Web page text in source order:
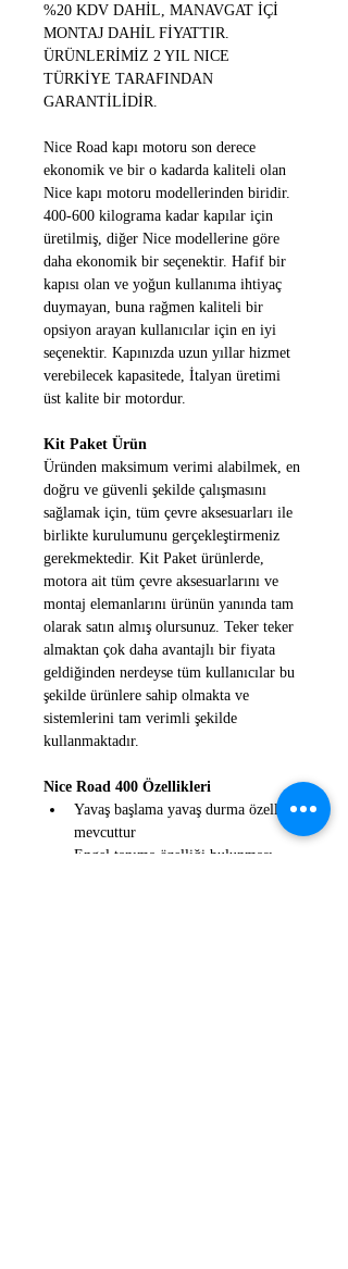
%20 KDV DAHİL, MANAVGAT İÇİ
MONTAJ DAHİL FİYATTIR.
ÜRÜNLERİMİZ 2 YIL NICE
TÜRKİYE TARAFINDAN
GARANTİLİDİR.
Nice Road kapı motoru son derece
ekonomik ve bir o kadarda kaliteli olan
Nice kapı motoru modellerinden biridir.
400-600 kilograma kadar kapılar için
üretilmiş, diğer Nice modellerine göre
daha ekonomik bir seçenektir. Hafif bir
kapısı olan ve yoğun kullanıma ihtiyaç
duymayan, buna rağmen kaliteli bir
opsiyon arayan kullanıcılar için en iyi
seçenektir. Kapınızda uzun yıllar hizmet
verebilecek kapasitede, İtalyan üretimi
üst kalite bir motordur.
Kit Paket Ürün
Üründen maksimum verimi alabilmek, en
doğru ve güvenli şekilde çalışmasını
sağlamak için, tüm çevre aksesuarları ile
birlikte kurulumunu gerçekleştirmeniz
gerekmektedir. Kit Paket ürünlerde,
motora ait tüm çevre aksesuarlarını ve
montaj elemanlarını ürünün yanında tam
olarak satın almış olursunuz. Teker teker
almaktan çok daha avantajlı bir fiyata
geldiğinden nerdeyse tüm kullanıcılar bu
şekilde ürünlere sahip olmakta ve
sistemlerini tam verimli şekilde
kullanmaktadır.
Nice Road 400 Özellikleri
Yavaş başlama yavaş durma özelliği
mevcuttur
Engel tanıma özelliği bulunması